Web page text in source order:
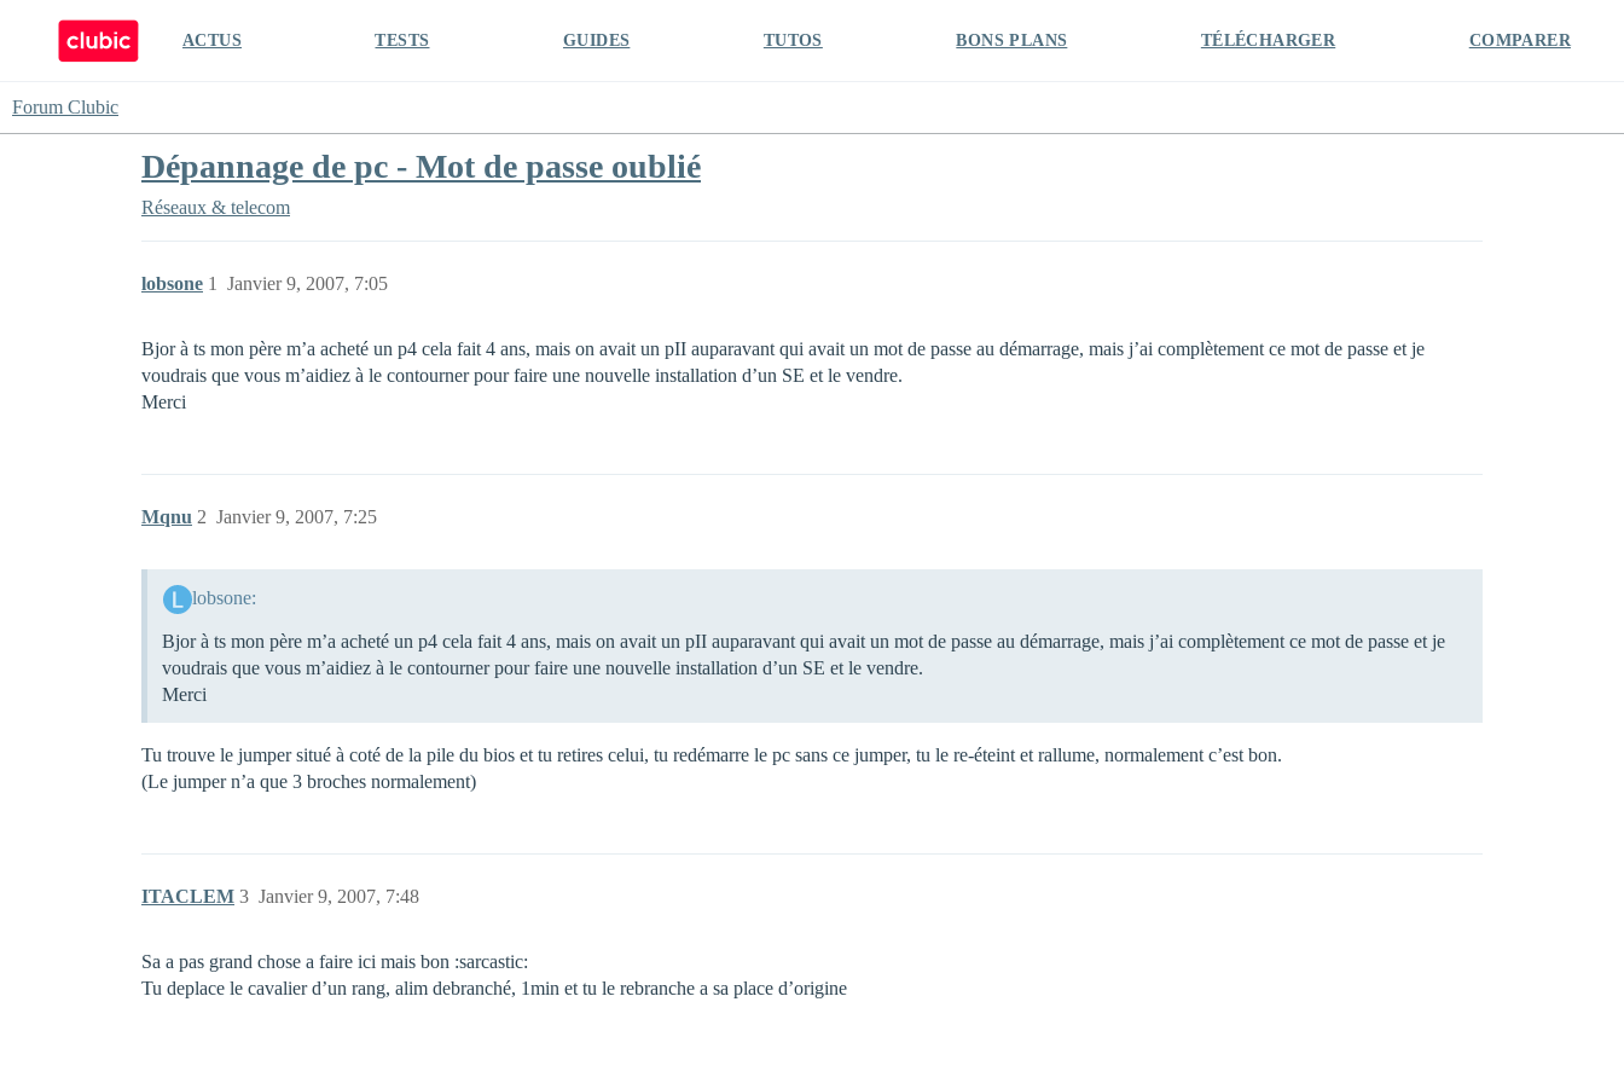
ACTUS TESTS GUIDES TUTOS BONS PLANS TÉLÉCHARGER COMPARER
Forum Clubic
Dépannage de pc - Mot de passe oublié
Réseaux & telecom
lobsone Janvier 9, 2007, 7:05
1
Bjor à ts mon père m’a acheté un p4 cela fait 4 ans, mais on avait un pII auparavant qui avait un mot de passe au démarrage, mais j’ai complètement ce mot de passe et je
voudrais que vous m’aidiez à le contourner pour faire une nouvelle installation d’un SE et le vendre.
Merci
Mqnu Janvier 9, 2007, 7:25
2
lobsone:
Bjor à ts mon père m’a acheté un p4 cela fait 4 ans, mais on avait un pII auparavant qui avait un mot de passe au démarrage, mais j’ai complètement ce mot de passe et je
voudrais que vous m’aidiez à le contourner pour faire une nouvelle installation d’un SE et le vendre.
Merci
Tu trouve le jumper situé à coté de la pile du bios et tu retires celui, tu redémarre le pc sans ce jumper, tu le re-éteint et rallume, normalement c’est bon.
(Le jumper n’a que 3 broches normalement)
ITACLEM Janvier 9, 2007, 7:48
3
Sa a pas grand chose a faire ici mais bon :sarcastic:
Tu deplace le cavalier d’un rang, alim debranché, 1min et tu le rebranche a sa place d’origine